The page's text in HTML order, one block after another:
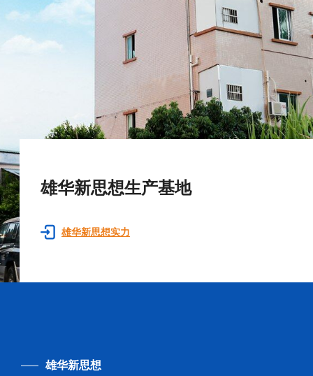
雄华新思想生产基地
雄华新思想实力
雄华新思想